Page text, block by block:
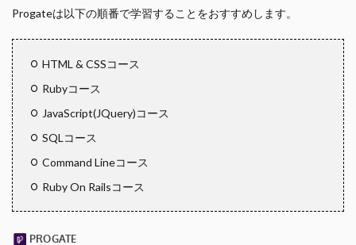
Progateは以下の順番で学習することをおすすめします。
HTML & CSSコース
Rubyコース
JavaScript(JQuery)コース
SQLコース
Command Lineコース
Ruby On Railsコース